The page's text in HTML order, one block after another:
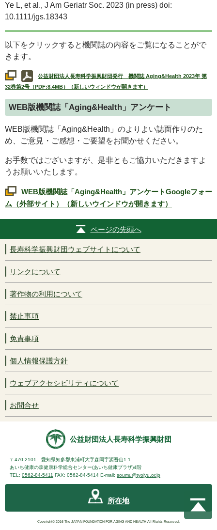
Ye L, et al., J Am Geriatr Soc. 2023 (in press) doi:
10.1111/jgs.18343
以下をクリックすると機関誌の内容をご覧になることがで
きます。
公益財団法人長寿科学振興財団発行 機関誌 Aging&Health 2023年 第
32巻第2号（PDF:8.4MB）（新しいウィンドウが開きます）
WEB版機関誌「 Aging&Health 」アンケート
WEB版機関誌「 Aging&Health 」のよりよい誌面作りのた
め、ご意見・ご感想・ご要望をお聞かせください。
お手数ではございますが、是非ともご協力いただきますよ
うお願いいたします。
WEB版機関誌「Aging&Health 」アンケートGoogleフォー
ム（外部サイト）（新しいウインドウが開きます）
ページの先頭へ
長寿科学振興財団ウェブサイトについて
リンクについて
著作物の利用について
禁止事項
免責事項
個人情報保護方針
ウェブアクセシビリティについて
お問合せ
公益財団法人長寿科学振興財団
〒470-2101 愛知県知多郡東浦町大字森岡字源吾山1-1
あいち健康の森健康科学総合センター(あいち健康プラザ)4階
TEL: 0562-84-5411 FAX: 0562-84-5414 E-mail: soumu@tyojyu.or.jp
所在地
Copyright© 2016 The JAPAN FOUNDATION FOR AGING AND HEALTH All Rights Reserved.